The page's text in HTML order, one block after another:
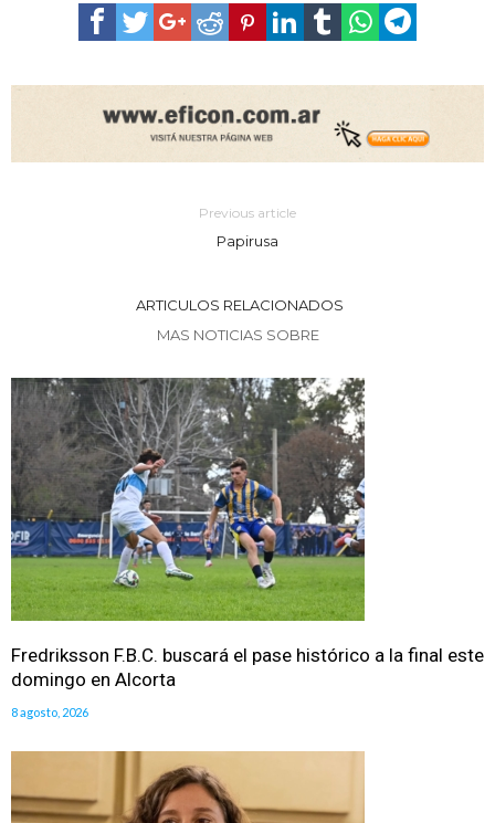
Previous article
Papirusa
ARTICULOS RELACIONADOS
MAS NOTICIAS SOBRE
Fredriksson F.B.C. buscará el pase histórico a la final este
domingo en Alcorta
8 agosto, 2026